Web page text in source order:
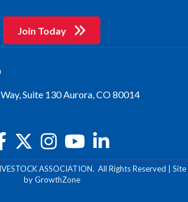
Join Today
Suite 130 Aurora, CO 80014
twitterInstagramyoutube
ASSOCIATION. All Rights Reserved | Site
byGrowthZone